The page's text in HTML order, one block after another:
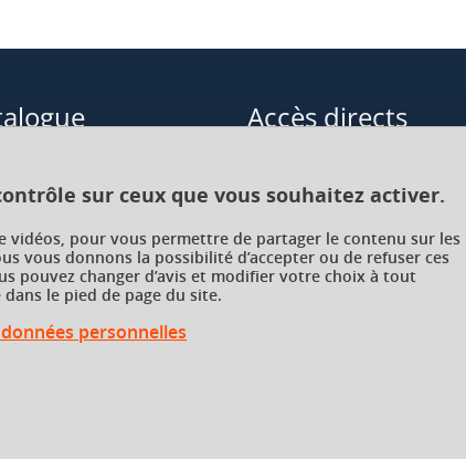
sur ceux que vous souhaitez activer.
pour vous permettre de partager le contenu sur les
vous donnons la possibilité d’accepter ou de refuser ces
pouvez changer d’avis et modifier votre choix à tout
le pied de page du site.
personnelles
courtes
par facultés, écoles,
Accès directs
Enseignements transversaux à
choix (ETC)